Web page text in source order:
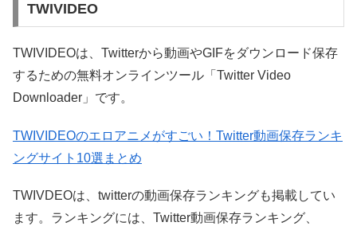
TWIVIDEO
TWIVIDEOは、Twitterから動画やGIFをダウンロード保存
するための無料オンラインツール「Twitter Video
Downloader」です。
TWIVIDEOのエロアニメがすごい！Twitter動画保存ランキ
ングサイト10選まとめ
TWIVDEOは、twitterの動画保存ランキングも掲載してい
ます。ランキングには、Twitter動画保存ランキング、